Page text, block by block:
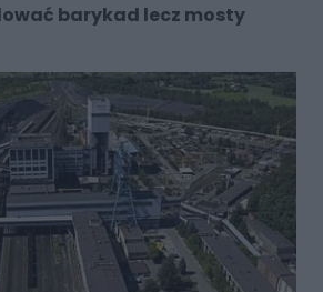
barykad lecz mosty